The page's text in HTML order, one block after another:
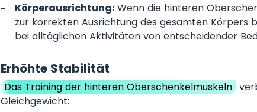
Körperausrichtung:Wenn die hinteren
zur korrekten Ausrichtung des gesamten Körpers
bei alltäglichen Aktivitäten von entscheidender
Erhöhte Stabilität
Das Training der hinteren Oberschenkelmuskeln
Gleichgewicht: